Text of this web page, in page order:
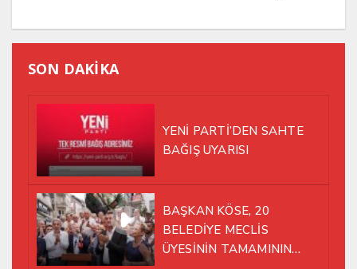
SON DAKİKA
YENİ PARTİ’DEN SAHTE
BAĞIŞ UYARISI
BAŞKAN KÖSE, 20
BELEDİYE MECLİS
ÜYESİNİN TAMAMININ